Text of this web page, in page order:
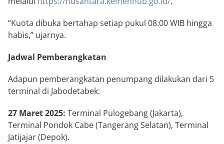
“Kuota dibuka bertahap setiap pukul 08.00 WIB hingga
habis,” ujarnya.
Jadwal Pemberangkatan
Adapun pemberangkatan penumpang dilakukan dari 5
terminal di Jabodetabek:
27 Maret 2025: Terminal Pulogebang (Jakarta),
Terminal Pondok Cabe (Tangerang Selatan), Terminal
Jatijajar (Depok).